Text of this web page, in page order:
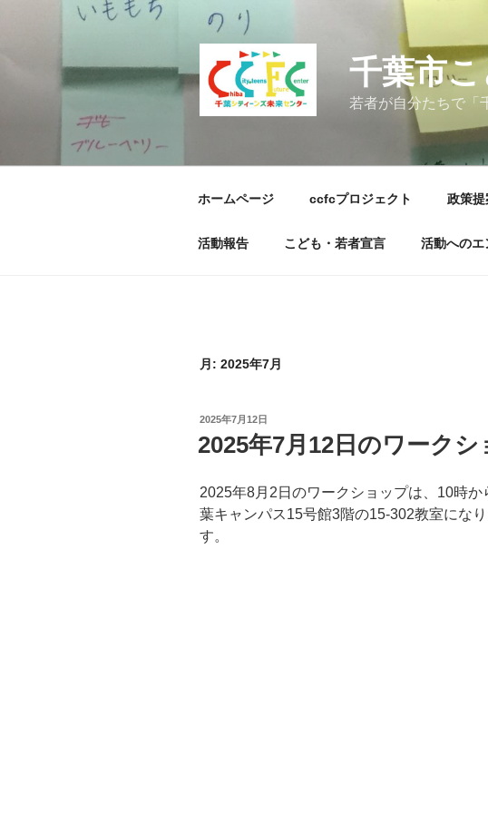
キ
千葉市
若者が自分たちで「
ホームページ ccfcプロジェクト 政策提
活動報告 こども・若者宣言 活動へのエ
月: 2025年7月
投
日:
2025年7月12日
2025年7月12日のワーク
2025年8月2日のワークショップは、10時
葉キャンパス15号館3階の15-302教室にな
す。